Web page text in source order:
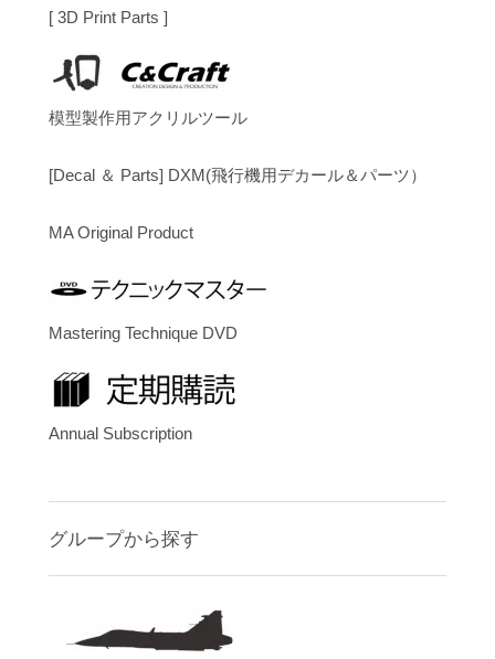
[ 3D Print Parts ]
模型製作用アクリルツール
[Decal ＆ Parts] DXM(飛行機用デカール＆パーツ）
MA Original Product
Mastering Technique DVD
Annual Subscription
グループから探す